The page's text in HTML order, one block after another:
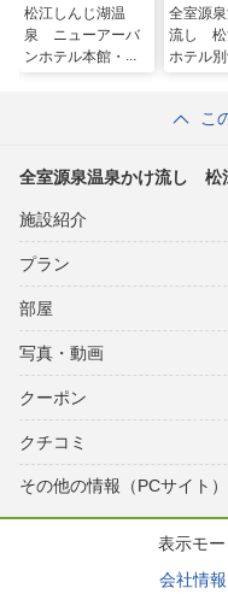
松江しんじ湖温
泉 ニューアーバ
ンホテル本館・別
全室源
流し 松
ホテル
こ
全室源泉温泉かけ流し 松
施設紹介
プラン
部屋
写真・動画
クーポン
クチコミ
その他の情報（PCサイト）
表示モー
会社情報